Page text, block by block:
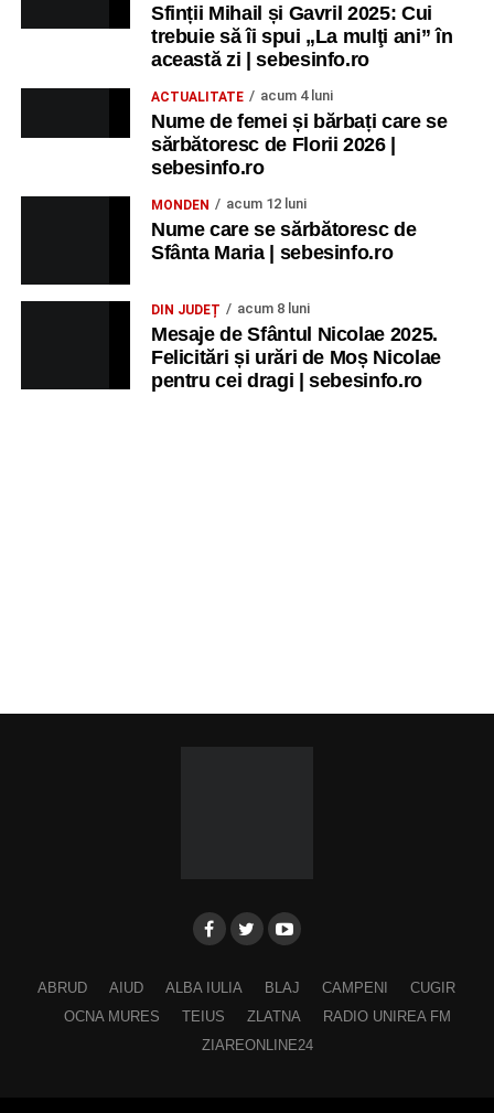
Sfinții Mihail și Gavril 2025: Cui
trebuie să îi spui „La mulţi ani” în
această zi | sebesinfo.ro
ACTUALITATE acum 4 luni
Nume de femei și bărbați care se
sărbătoresc de Florii 2026 |
sebesinfo.ro
MONDEN acum 12 luni
Nume care se sărbătoresc de
Sfânta Maria | sebesinfo.ro
DIN JUDEȚ acum 8 luni
Mesaje de Sfântul Nicolae 2025.
Felicitări și urări de Moș Nicolae
pentru cei dragi | sebesinfo.ro
ABRUD AIUD ALBA IULIA BLAJ CAMPENI
CUGIR
OCNA MURES
TEIUS ZLATNA
RADIO UNIREA FM
ZIAREONLINE24